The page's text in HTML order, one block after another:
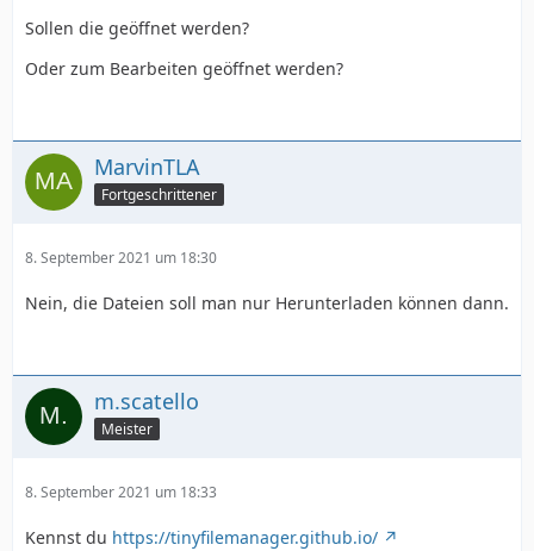
Sollen die geöffnet werden?
Oder zum Bearbeiten geöffnet werden?
MarvinTLA
Fortgeschrittener
8. September 2021 um 18:30
Nein, die Dateien soll man nur Herunterladen können dann.
m.scatello
Meister
8. September 2021 um 18:33
Kennst du https://tinyfilemanager.github.io/